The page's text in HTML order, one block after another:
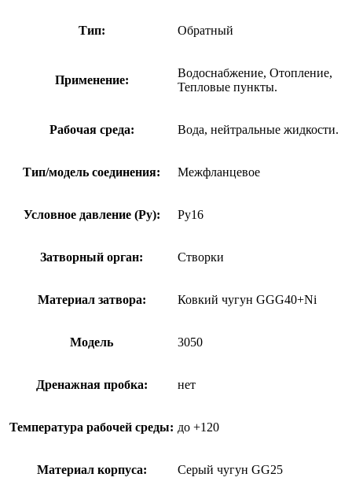
Тип: Обратный
Применение:
Водоснабжение, Отопление,
Тепловые пункты.
Рабочая среда: Вода, нейтральные жидкости.
Тип/модель соединения: Межфланцевое
Условное давление (Ру): Ру16
Затворный орган: Створки
Материал затвора: Ковкий чугун GGG40+Ni
Модель 3050
Дренажная пробка: нет
Температура рабочей среды: до +120
Материал корпуса: Серый чугун GG25